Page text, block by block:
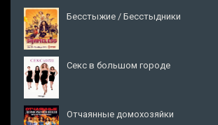
Бесстыжие / Бесстыдники
Секс в большом городе
Отчаянные домохозяйки